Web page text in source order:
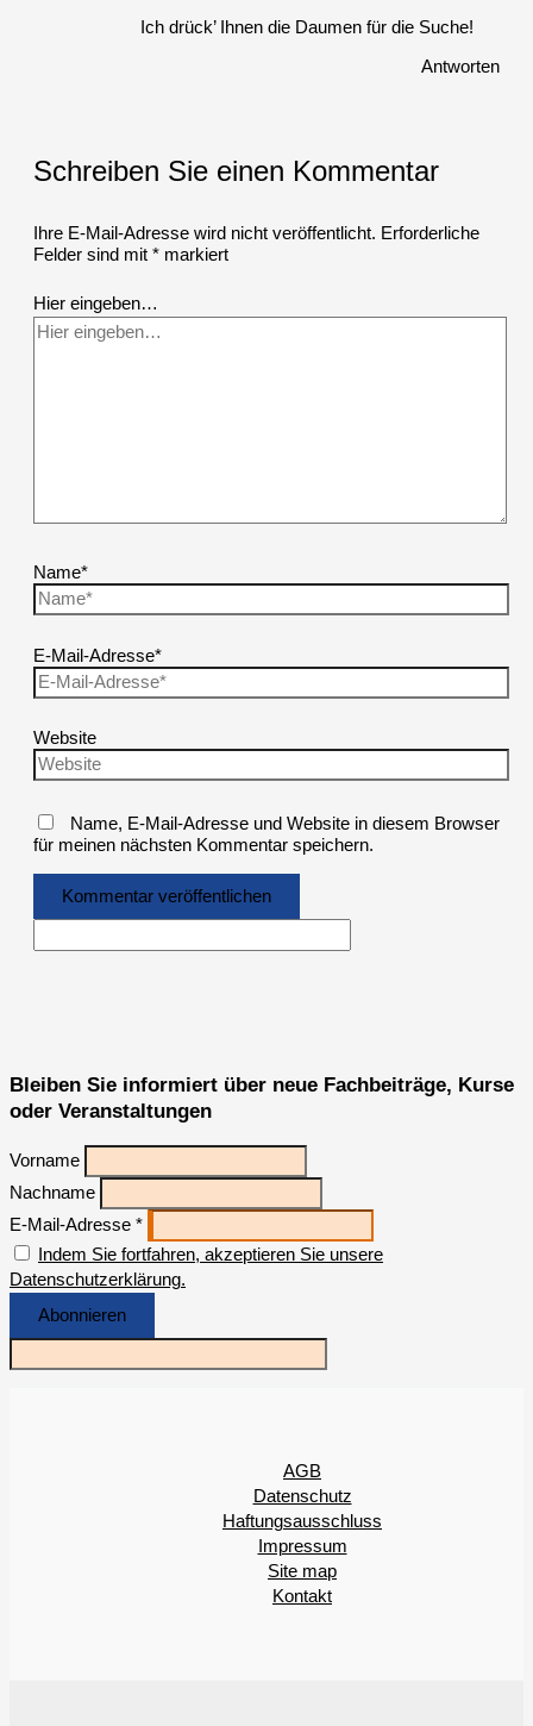
Ich drück’ Ihnen die Daumen für die Suche!
Antworten
Schreiben Sie einen Kommentar
Ihre E-Mail-Adresse wird nicht veröffentlicht. Erforderliche
Felder sind mit * markiert
Hier eingeben…
Name*
E-Mail-Adresse*
Website
Name, E-Mail-Adresse und Website in diesem Browser
für meinen nächsten Kommentar speichern.
Bleiben Sie informiert über neue Fachbeiträge, Kurse
oder Veranstaltungen
Vorname
Nachname
E-Mail-Adresse *
Indem Sie fortfahren, akzeptieren Sie unsere
Datenschutzerklärung.
AGB
Datenschutz
Haftungsausschluss
Impressum
Site map
Kontakt